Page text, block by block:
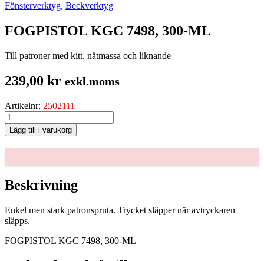
Fönsterverktyg, Beckverktyg
FOGPISTOL KGC 7498, 300-ML
Till patroner med kitt, nåtmassa och liknande
239,00 kr exkl.moms
Artikelnr: 2502111
FOGPISTOL
KGC
7498,
300-
mängd
Lägg till i varukorg
Beskrivning
Enkel men stark patronspruta. Trycket släpper när avtryckaren
släpps.
FOGPISTOL KGC 7498, 300-ML